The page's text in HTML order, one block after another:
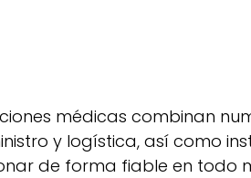
médicas combinan
y logística, así como
de forma fiable en todo